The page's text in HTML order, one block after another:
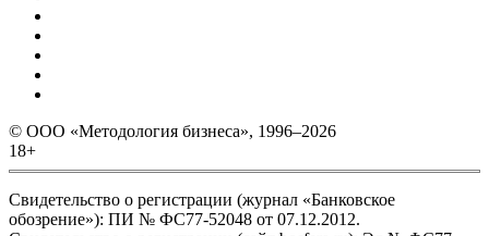
© ООО «Методология бизнеса», 1996–2026
18+
Свидетельство о регистрации (журнал «Банковское
обозрение»): ПИ № ФС77-52048 от 07.12.2012.